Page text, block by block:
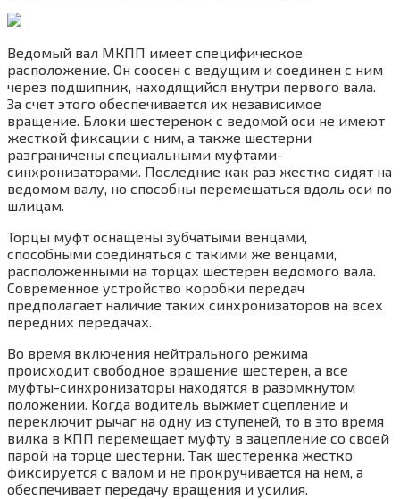
Ведомый вал МКПП имеет специфическое
расположение. Он соосен с ведущим и соединен с ним
через подшипник, находящийся внутри первого вала.
За счет этого обеспечивается их независимое
вращение. Блоки шестеренок с ведомой оси не имеют
жесткой фиксации с ним, а также шестерни
разграничены специальными муфтами-
синхронизаторами. Последние как раз жестко сидят на
ведомом валу, но способны перемещаться вдоль оси по
шлицам.
Торцы муфт оснащены зубчатыми венцами,
способными соединяться с такими же венцами,
расположенными на торцах шестерен ведомого вала.
Современное устройство коробки передач
предполагает наличие таких синхронизаторов на всех
передних передачах.
Во время включения нейтрального режима
происходит свободное вращение шестерен, а все
муфты-синхронизаторы находятся в разомкнутом
положении. Когда водитель выжмет сцепление и
переключит рычаг на одну из ступеней, то в это время
вилка в КПП перемещает муфту в зацепление со своей
парой на торце шестерни. Так шестеренка жестко
фиксируется с валом и не прокручивается на нем, а
обеспечивает передачу вращения и усилия.